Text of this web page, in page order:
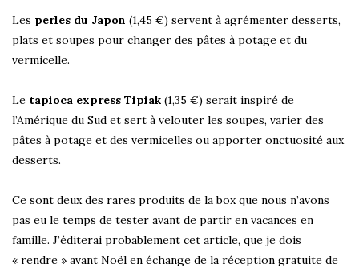
Les perles du Japon (1,45 €) servent à agrémenter desserts,
plats et soupes pour changer des pâtes à potage et du
vermicelle.
Le tapioca express Tipiak (1,35 €) serait inspiré de
l’Amérique du Sud et sert à velouter les soupes, varier des
pâtes à potage et des vermicelles ou apporter onctuosité aux
desserts.
Ce sont deux des rares produits de la box que nous n’avons
pas eu le temps de tester avant de partir en vacances en
famille. J’éditerai probablement cet article, que je dois
« rendre » avant Noël en échange de la réception gratuite de